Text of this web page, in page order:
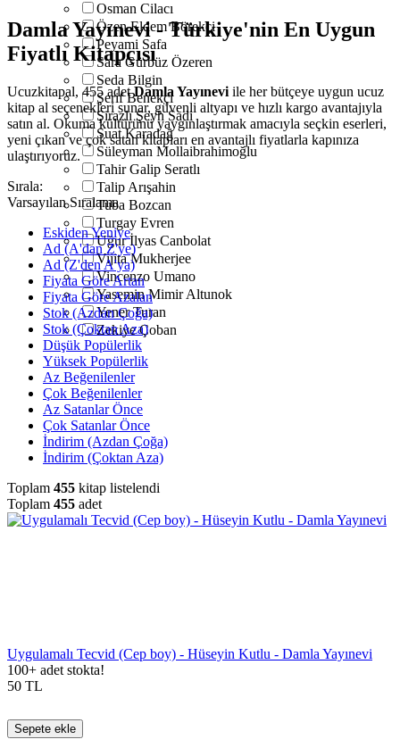
Osman Cilacı
Özen Eldem Börekçi
Peyami Safa
Sara Gürbüz Özeren
Seda Bilgin
Şerif Benekçi
Şirazlı Şeyh Sadi
Suat Karadağ
Süleyman Mollaibrahimoğlu
Tahir Galip Seratlı
Talip Arışahin
Tuba Bozcan
Turgay Evren
Uğur İlyas Canbolat
Vijita Mukherjee
Vincenzo Umano
Yasemin Mimir Altunok
Yener Turan
Zekiye Çoban
Damla Yayınevi - Türkiye'nin En Uygun
Fiyatlı Kitapçısı
Ucuzkitapal, 455 adetDamla Yayınevi ile her bütçeye uygun ucuz
kitap al seçenekleri sunar, güvenli altyapı ve hızlı kargo avantajıyla
satın al. Okuma kültürünü yaygınlaştırmak amacıyla seçkin eserleri,
yeni çıkan ve çok satan kitapları en avantajlı fiyatlarla kapınıza
ulaştırıyoruz.
Sırala:
Varsayılan Sıralama
Eskiden Yeniye
Ad (A'dan Z'ye)
Ad (Z'den A'ya)
Fiyata Göre Artan
Fiyata Göre Azalan
Stok (Azdan Çoğa)
Stok (Çoktan Aza)
Düşük Popülerlik
Yüksek Popülerlik
Az Beğenilenler
Çok Beğenilenler
Az Satanlar Önce
Çok Satanlar Önce
İndirim (Azdan Çoğa)
İndirim (Çoktan Aza)
Toplam 455 kitap listelendi
Toplam 455 adet
Uygulamalı Tecvid (Cep boy) - Hüseyin Kutlu - Damla Yayınevi
100+ adet stokta!
50 TL
Sepete ekle